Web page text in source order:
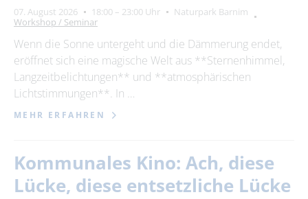
07. August 2026 18:00 – 23:00 Uhr
Naturpark Barnim
Workshop / Seminar
Wenn die Sonne untergeht und die Dämmerung endet,
eröffnet sich eine magische Welt aus **Sternenhimmel,
Langzeitbelichtungen** und **atmosphärischen
Lichtstimmungen**. In …
MEHR ERFAHREN
Kommunales Kino: Ach, diese
Lücke, diese entsetzliche Lücke